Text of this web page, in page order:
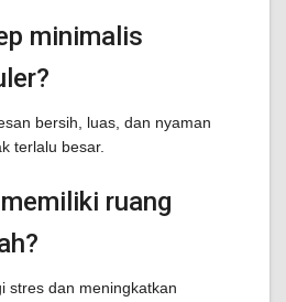
minimalis
bersih, luas, dan nyaman
terlalu besar.
ruang
stres dan meningkatkan